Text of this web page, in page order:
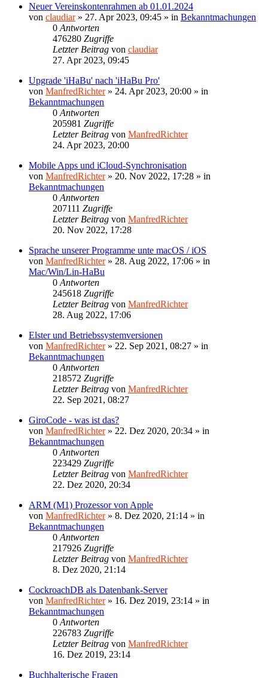
Neuer Vereinskontenrahmen ab 01.01.2024
von claudiar» 27. Apr 2023, 09:45 » in Bekanntmachungen
0 Antworten
476280 Zugriffe
Letzter Beitrag von claudiar
27. Apr 2023, 09:45
Upgrade 'iHaBu' nach 'iHaBu Pro'
von ManfredRichter» 24. Apr 2023, 20:00 » in
Bekanntmachungen
0 Antworten
205981 Zugriffe
Letzter Beitrag von ManfredRichter
24. Apr 2023, 20:00
Mobile Apps und iCloud-Synchronisation
von ManfredRichter» 20. Nov 2022, 17:28 » in
Bekanntmachungen
0 Antworten
207111 Zugriffe
Letzter Beitrag von ManfredRichter
20. Nov 2022, 17:28
Sprache unserer Programme unte macOS / iOS
von ManfredRichter» 28. Aug 2022, 17:06 » in
Mac/Win/Lin-HaBu
0 Antworten
245618 Zugriffe
Letzter Beitrag von ManfredRichter
28. Aug 2022, 17:06
Elster und Betriebssystemversionen
von ManfredRichter» 22. Sep 2021, 08:27 » in
Bekanntmachungen
0 Antworten
218572 Zugriffe
Letzter Beitrag von ManfredRichter
22. Sep 2021, 08:27
GiroCode - was ist das?
von ManfredRichter» 22. Dez 2020, 20:34 » in
Bekanntmachungen
0 Antworten
223429 Zugriffe
Letzter Beitrag von ManfredRichter
22. Dez 2020, 20:34
ARM (M1) Prozessor von Apple
von ManfredRichter» 8. Dez 2020, 21:14 » in
Bekanntmachungen
0 Antworten
217926 Zugriffe
Letzter Beitrag von ManfredRichter
8. Dez 2020, 21:14
CockroachDB als Datenbank-Server
von ManfredRichter» 16. Dez 2019, 23:14 » in
Bekanntmachungen
0 Antworten
226783 Zugriffe
Letzter Beitrag von ManfredRichter
16. Dez 2019, 23:14
Buchhalterische Fragen